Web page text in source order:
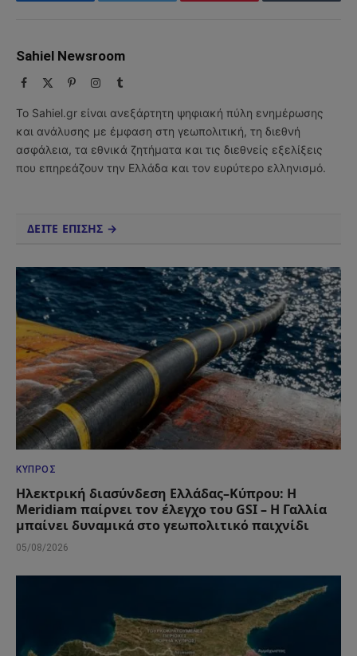
Sahiel Newsroom
Facebook PinterestInstagram
Tumblr
Το Sahiel.gr είναι ανεξάρτητη ψηφιακή πύλη ενημέρωσης
και ανάλυσης με έμφαση στη γεωπολιτική, τη διεθνή
ασφάλεια, τα εθνικά ζητήματα και τις διεθνείς εξελίξεις
που επηρεάζουν την Ελλάδα και τον ευρύτερο ελληνισμό.
ΔΕΙΤΕ ΕΠΙΣΗΣ →
ΚΎΠΡΟΣ
Ηλεκτρική διασύνδεση Ελλάδας–Κύπρου: Η
Meridiam παίρνει τον έλεγχο του GSI – Η Γαλλία
μπαίνει δυναμικά στο γεωπολιτικό παιχνίδι
05/08/2026